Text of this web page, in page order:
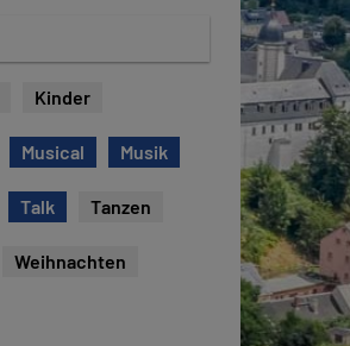
Kinder
Musical Musik
Talk Tanzen
Weihnachten